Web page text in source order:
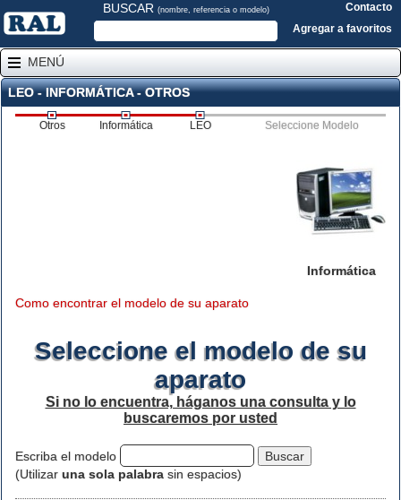
BUSCAR (nombre, referencia o modelo)
Contacto
Agregar a favoritos
MENÚ
LEO - INFORMÁTICA - OTROS
Otros Informática LEO Seleccione Modelo
Informática
Como encontrar el modelo de su aparato
Seleccione el modelo de su
aparato
Si no lo encuentra, háganos una consulta y lo
buscaremos por usted
Escriba el modelo
(Utilizar una sola palabra sin espacios)